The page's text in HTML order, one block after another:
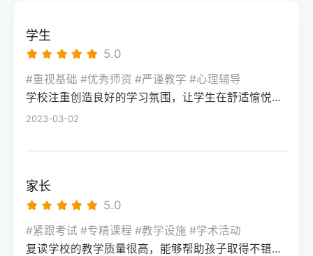
学生
5.0
#重视基础 #优秀师资 #严谨教学 #心理辅导
学校注重创造良好的学习氛围，让学生在舒适愉悦的环境中学习。这种氛围可以让学生更加投入学习，提高学习效率，同时也有利于培养学生的自律能力。
2023-03-02
家长
5.0
#紧跟考试 #专精课程 #教学设施 #学术活动
复读学校的教学质量很高，能够帮助孩子取得不错的成绩，同时学习氛围也很好，孩子能够在舒适的环境中学习。我会向其他家长推荐这所学校。